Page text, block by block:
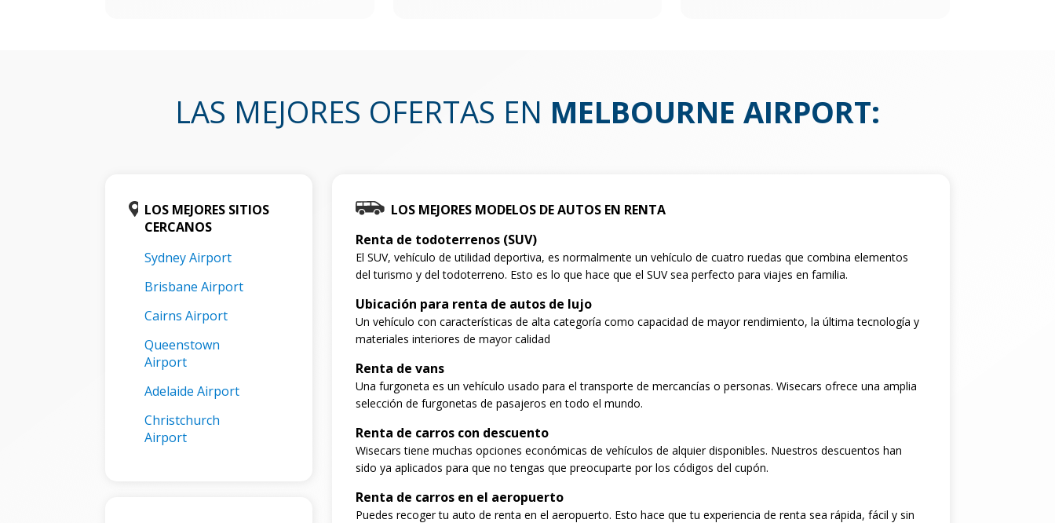
LAS MEJORES OFERTAS EN MELBOURNE AIRPORT:
LOS MEJORES SITIOS
CERCANOS
Sydney Airport
Brisbane Airport
Cairns Airport
Queenstown
Airport
Adelaide Airport
Christchurch
Airport
LOS MEJORES MODELOS DE AUTOS EN RENTA
Renta de todoterrenos (SUV)
El SUV, vehículo de utilidad deportiva, es normalmente un vehículo de cuatro ruedas que combina elementos
del turismo y del todoterreno. Esto es lo que hace que el SUV sea perfecto para viajes en familia.
Ubicación para renta de autos de lujo
Un vehículo con características de alta categoría como capacidad de mayor rendimiento, la última tecnología y
materiales interiores de mayor calidad
Renta de vans
Una furgoneta es un vehículo usado para el transporte de mercancías o personas. Wisecars ofrece una amplia
selección de furgonetas de pasajeros en todo el mundo.
Renta de carros con descuento
Wisecars tiene muchas opciones económicas de vehículos de alquier disponibles. Nuestros descuentos han
sido ya aplicados para que no tengas que preocuparte por los códigos del cupón.
Renta de carros en el aeropuerto
Puedes recoger tu auto de renta en el aeropuerto. Esto hace que tu experiencia de renta sea rápida, fácil y sin